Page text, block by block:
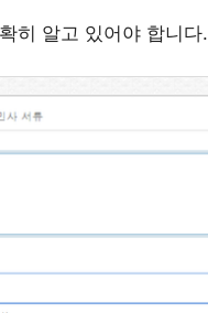
히 알고 있어야 합니다.